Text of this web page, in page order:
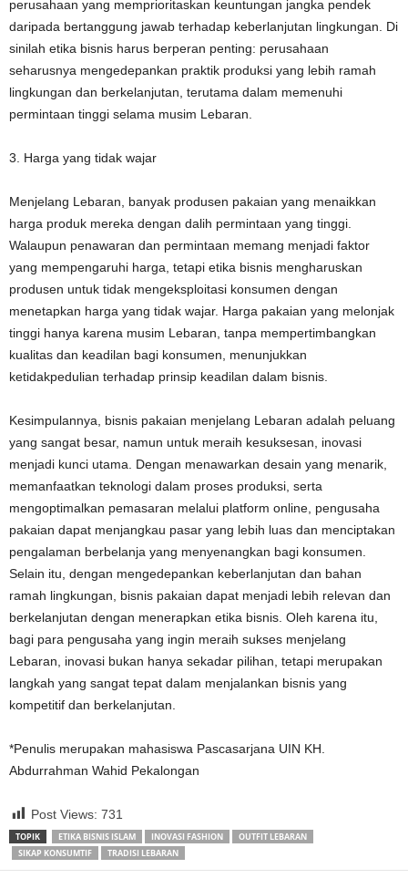
perusahaan yang memprioritaskan keuntungan jangka pendek
daripada bertanggung jawab terhadap keberlanjutan lingkungan. Di
sinilah etika bisnis harus berperan penting: perusahaan
seharusnya mengedepankan praktik produksi yang lebih ramah
lingkungan dan berkelanjutan, terutama dalam memenuhi
permintaan tinggi selama musim Lebaran.
3. Harga yang tidak wajar
Menjelang Lebaran, banyak produsen pakaian yang menaikkan
harga produk mereka dengan dalih permintaan yang tinggi.
Walaupun penawaran dan permintaan memang menjadi faktor
yang mempengaruhi harga, tetapi etika bisnis mengharuskan
produsen untuk tidak mengeksploitasi konsumen dengan
menetapkan harga yang tidak wajar. Harga pakaian yang melonjak
tinggi hanya karena musim Lebaran, tanpa mempertimbangkan
kualitas dan keadilan bagi konsumen, menunjukkan
ketidakpedulian terhadap prinsip keadilan dalam bisnis.
Kesimpulannya, bisnis pakaian menjelang Lebaran adalah peluang
yang sangat besar, namun untuk meraih kesuksesan, inovasi
menjadi kunci utama. Dengan menawarkan desain yang menarik,
memanfaatkan teknologi dalam proses produksi, serta
mengoptimalkan pemasaran melalui platform online, pengusaha
pakaian dapat menjangkau pasar yang lebih luas dan menciptakan
pengalaman berbelanja yang menyenangkan bagi konsumen.
Selain itu, dengan mengedepankan keberlanjutan dan bahan
ramah lingkungan, bisnis pakaian dapat menjadi lebih relevan dan
berkelanjutan dengan menerapkan etika bisnis. Oleh karena itu,
bagi para pengusaha yang ingin meraih sukses menjelang
Lebaran, inovasi bukan hanya sekadar pilihan, tetapi merupakan
langkah yang sangat tepat dalam menjalankan bisnis yang
kompetitif dan berkelanjutan.
*Penulis merupakan mahasiswa Pascasarjana UIN KH.
Abdurrahman Wahid Pekalongan
Post Views: 731
TOPIK ETIKA BISNIS ISLAM INOVASI FASHION
OUTFIT LEBARAN
SIKAP KONSUMTIF
TRADISI LEBARAN